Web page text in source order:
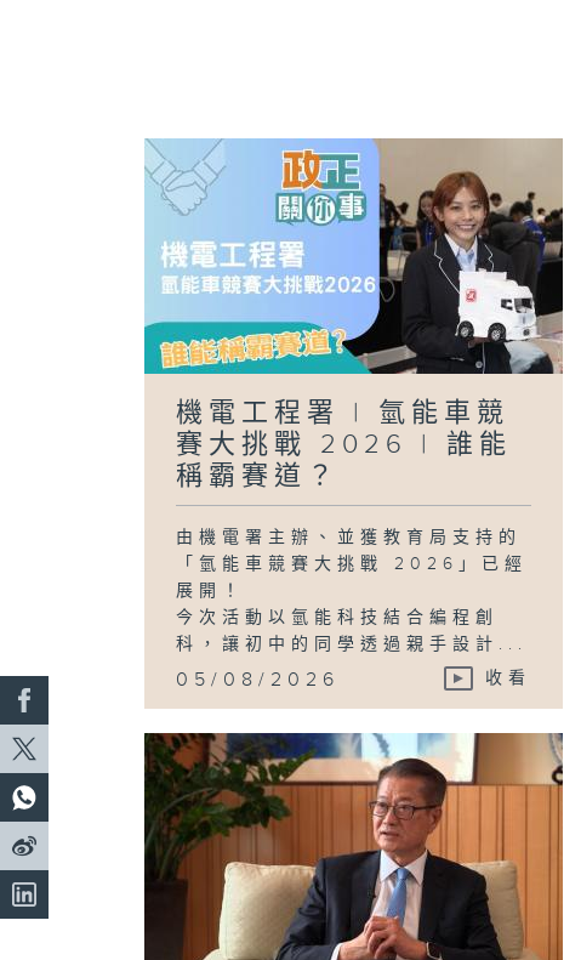
機電工程署 | 氫能車競
賽大挑戰 2026 | 誰能
稱霸賽道？
由機電署主辦、並獲教育局支持的
「氫能車競賽大挑戰 2026」已經
展開！
今次活動以氫能科技結合編程創
科，讓初中的同學透過親手設計...
05/08/2026 收看